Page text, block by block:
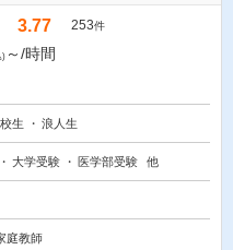
3.77 253件
) ～/時間
生 浪人生
大学受験 医学部受験 他
庭教師